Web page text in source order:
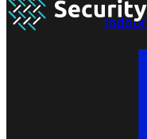
Indoor